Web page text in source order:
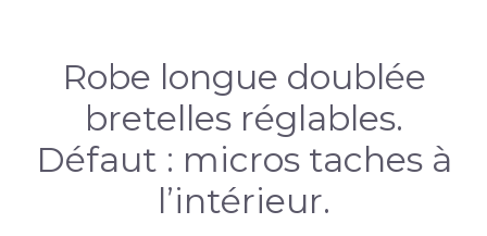
Robe longue doublée
bretelles réglables.
Défaut : micros taches à
l’intérieur.